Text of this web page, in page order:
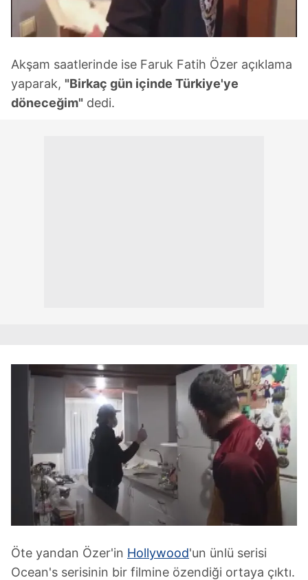
Akşam saatlerinde ise Faruk Fatih Özer açıklama
yaparak, "Birkaç gün içinde Türkiye'ye
döneceğim" dedi.
Öte yandan Özer'in Hollywood'un ünlü serisi
Ocean's serisinin bir filmine özendiği ortaya çıktı.